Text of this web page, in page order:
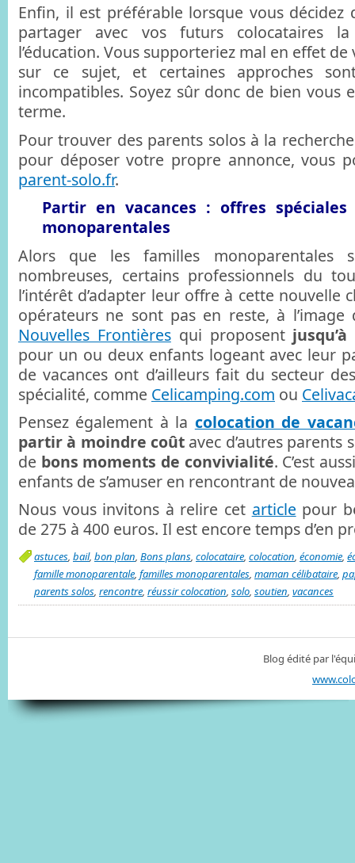
Enfin, il est préférable lorsque vous décidez
partager avec vos futurs colocataires
l’éducation. Vous supporteriez mal en effet
sur ce sujet, et certaines approches
incompatibles. Soyez sûr donc de bien vous
terme.
Pour trouver des parents solos à la
pour déposer votre propre annonce, vous
parent-solo.fr.
Partir en vacances : offres
monoparentales
Alors que les familles monoparentales
nombreuses, certains professionnels du
l’intérêt d’adapter leur offre à cette nouvelle
opérateurs ne sont pas en reste, à
Nouvelles Frontièresqui proposent
pour un ou deux enfants logeant avec leur
de vacances ont d’ailleurs fait du secteur
spécialité, comme Celicamping.com ou
Pensez également à la colocation de
partir à moindre coût avec d’autres parents
de bons moments de convivialité. C’est
enfants de s’amuser en rencontrant de
Nous vous invitons à relire cet article pour
de 275 à 400 euros. Il est encore temps d’en
astuces, bail, bon plan, Bons plans, colocataire, colocation, économie,
famille monoparentale, familles monoparentales, maman célibataire,
parents solos, rencontre, réussir colocation, solo, soutien, vacances
Blog édité par